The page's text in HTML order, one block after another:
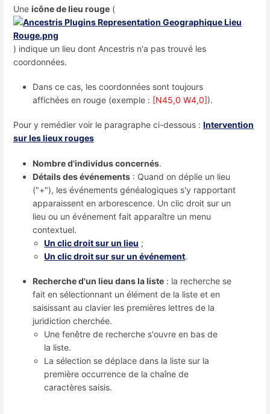
Une icône de lieu rouge (
) indique un lieu dont Ancestris n'a pas trouvé les
coordonnées.
Dans ce cas, les coordonnées sont toujours
affichées en rouge (exemple : [N45,0 W4,0]).
Pour y remédier voir le paragraphe ci-dessous : Intervention
sur les lieux rouges
Nombre d'individus concernés.
Détails des événements : Quand on déplie un lieu
("+"), les événements généalogiques s'y rapportant
apparaissent en arborescence. Un clic droit sur un
lieu ou un événement fait apparaître un menu
contextuel.
Un clic droit sur un lieu ;
Un clic droit sur sur un événement.
Recherche d'un lieu dans la liste : la recherche se
fait en sélectionnant un élément de la liste et en
saisissant au clavier les premières lettres de la
juridiction cherchée.
Une fenêtre de recherche s'ouvre en bas de
la liste.
La sélection se déplace dans la liste sur la
première occurrence de la chaîne de
caractères saisis.